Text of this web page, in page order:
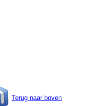
Terug naar boven